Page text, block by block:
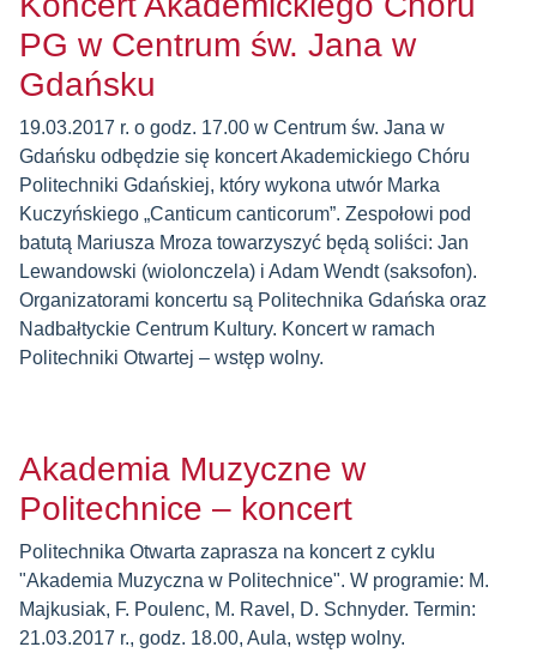
PG w Centrum św. Jana w
Gdańsku
19.03.2017 r. o godz. 17.00 w Centrum św. Jana w
Gdańsku odbędzie się koncert Akademickiego Chóru
Politechniki Gdańskiej, który wykona utwór Marka
Kuczyńskiego „Canticum canticorum”. Zespołowi pod
batutą Mariusza Mroza towarzyszyć będą soliści: Jan
Lewandowski (wiolonczela) i Adam Wendt (saksofon).
Organizatorami koncertu są Politechnika Gdańska oraz
Nadbałtyckie Centrum Kultury. Koncert w ramach
Politechniki Otwartej – wstęp wolny.
Akademia Muzyczne w
Politechnice – koncert
Politechnika Otwarta zaprasza na koncert z cyklu
"Akademia Muzyczna w Politechnice". W programie: M.
Majkusiak, F. Poulenc, M. Ravel, D. Schnyder. Termin:
21.03.2017 r., godz. 18.00, Aula, wstęp wolny.